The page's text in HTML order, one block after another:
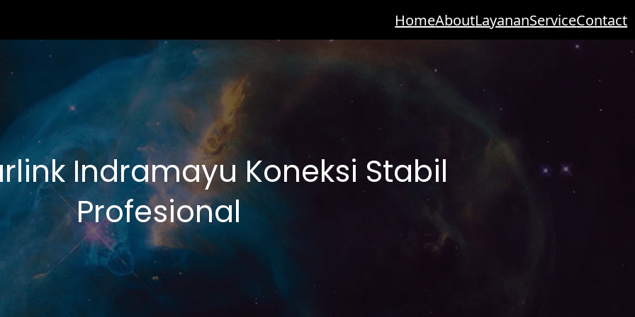
HomeAboutLayananServiceContact
Indramayu Koneksi Stabil
Profesional